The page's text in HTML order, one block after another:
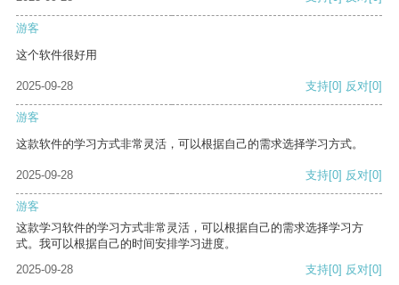
游客
这个软件很好用
2025-09-28 支持[0] 反对[0]
游客
这款软件的学习方式非常灵活，可以根据自己的需求选择学习方式。
2025-09-28 支持[0] 反对[0]
游客
这款学习软件的学习方式非常灵活，可以根据自己的需求选择学习方
式。我可以根据自己的时间安排学习进度。
2025-09-28
支持[0] 反对[0]